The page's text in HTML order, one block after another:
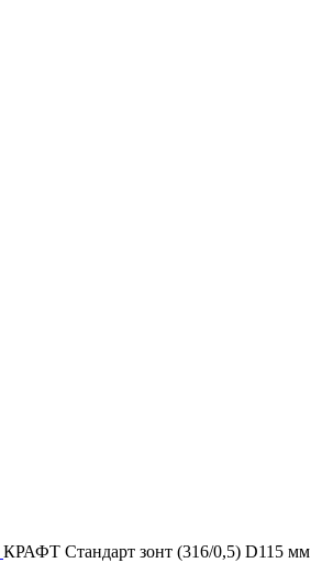
КРАФТ Стандарт зонт (316/0,5) D115 мм